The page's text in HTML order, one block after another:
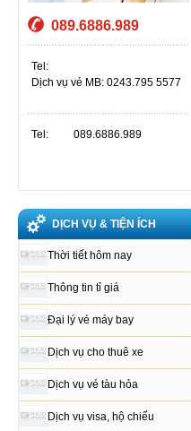
089.6886.989
Tel:
Dịch vụ vé MB: 0243.795 5577
Tel: 089.6886.989
DỊCH VỤ & TIỆN ÍCH
Thời tiết hôm nay
Thông tin tỉ giá
Đại lý vé máy bay
Dịch vụ cho thuê xe
Dịch vụ vé tàu hỏa
Dịch vụ visa, hộ chiếu